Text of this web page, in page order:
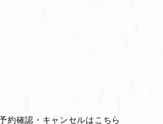
約確認・キャンセルはこちら